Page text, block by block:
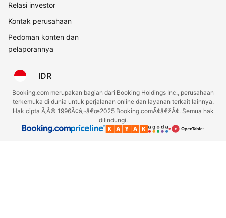
Relasi investor
Kontak perusahaan
Pedoman konten dan
pelaporannya
IDR
Booking.com merupakan bagian dari Booking Holdings Inc., perusahaan
terkemuka di dunia untuk perjalanan online dan layanan terkait lainnya.
Hak cipta Ã‚Â© 1996Ã¢â‚¬â€œ2025 Booking.comÃ¢â€žÂ¢. Semua hak
dilindungi.